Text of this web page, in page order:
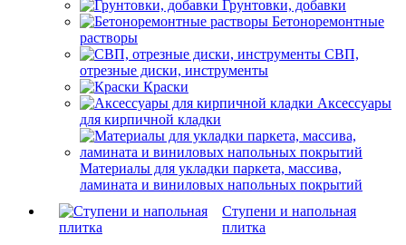
Грунтовки, добавки
Бетоноремонтные
растворы
СВП,
отрезные диски, инструменты
Краски
Аксессуары
для кирпичной кладки
Материалы для укладки паркета, массива,
ламината и виниловых напольных покрытий
Ступени и напольная
плитка